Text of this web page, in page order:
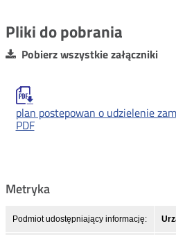
Pliki do pobrania
Pobierz wszystkie załączniki
plan postepowan o udzielenie
PDF
Metryka
Podmiot udostępniający informację: